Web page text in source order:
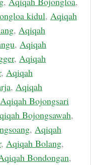
kidul, Aqiqah
, Aqiqah
, Aqiqah
, Aqiqah
, Aqiqah
, Aqiqah
Aqiqah Bojongsari
Bojongsawah,
, Aqiqah
, Aqiqah Bolang,
Bondongan,